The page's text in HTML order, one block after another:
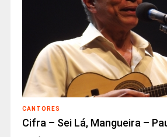
CANTORES
Cifra – Sei Lá, Mangueira –